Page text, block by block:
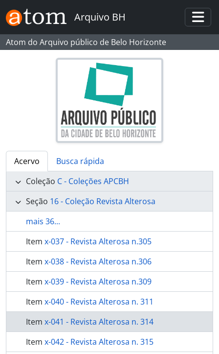
Skip to main content
Arquivo BH
Atom do Arquivo público de Belo Horizonte
Acervo
Busca rápida
Coleção C - Coleções APCBH
Seção 16 - Coleção Revista Alterosa
mais 36...
Item x-037 - Revista Alterosa n.305
Item x-038 - Revista Alterosa n.306
Item x-039 - Revista Alterosa n.309
Item x-040 - Revista Alterosa n. 311
Item x-041 - Revista Alterosa n. 314
Item x-042 - Revista Alterosa n. 315